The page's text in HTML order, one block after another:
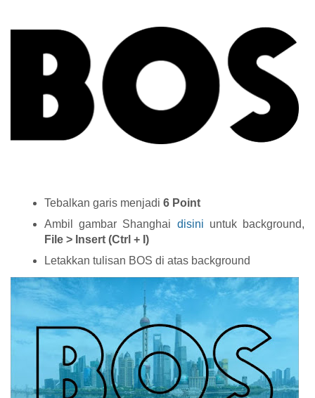
Tebalkan garis menjadi 6 Point
Ambil gambar Shanghai disini untuk background,
File > Insert (Ctrl + I)
Letakkan tulisan BOS di atas background